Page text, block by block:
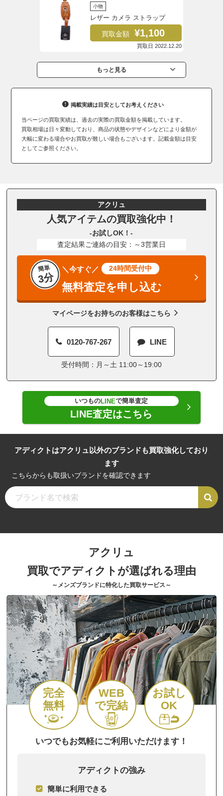
小物
レザー カメラ ストラップ
買取金額 ¥1,100
買取日 2022.12.20
もっと見る
掲載実績は目安としてお考えください
当ページの買取実績は、過去の実際の買取金額を掲載しています。
買取相場は日々変動しており、商品の状態やデザインなどにより金額が
大幅に変わる場合やお買取が難しい場合もございます。記載金額は目安
としてご参照ください。
アクリュ
人気アイテムの買取強化中！
-お試しOK！-
査定結果ご連絡の目安：～3営業日
簡単
3分
＼今すぐ／ 24時間受付中
無料査定を申し込む
マイページをお持ちのお客様はこちら
0120-767-267 LINE
受付時間：月～土 11:00～19:00
いつものLINEで簡単査定
LINE査定はこちら
アディクトはアクリュ以外のブランドも買取強化しており
ます
こちらからも取扱いブランドを確認できます
アクリュ
買取でアディクトが選ばれる理由
～メンズブランドに特化した買取サービス～
完全
無料
WEB
で完結
お試し
OK
いつでもお気軽にご利用いただけます！
アディクトの強み
簡単に利用できる